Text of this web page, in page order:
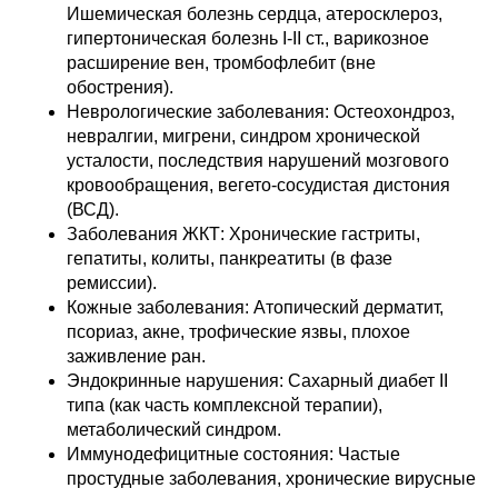
Ишемическая болезнь сердца, атеросклероз,
гипертоническая болезнь I-II ст., варикозное
расширение вен, тромбофлебит (вне
обострения).
Неврологические заболевания: Остеохондроз,
невралгии, мигрени, синдром хронической
усталости, последствия нарушений мозгового
кровообращения, вегето-сосудистая дистония
(ВСД).
Заболевания ЖКТ: Хронические гастриты,
гепатиты, колиты, панкреатиты (в фазе
ремиссии).
Кожные заболевания: Атопический дерматит,
псориаз, акне, трофические язвы, плохое
заживление ран.
Эндокринные нарушения: Сахарный диабет II
типа (как часть комплексной терапии),
метаболический синдром.
Иммунодефицитные состояния: Частые
простудные заболевания, хронические вирусные